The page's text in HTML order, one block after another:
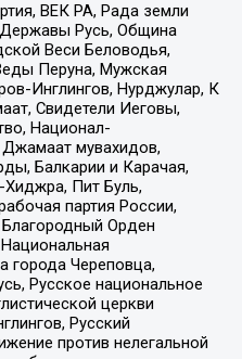
ВЕК РА, Рада земли
Русь, Община
Веси Беловодья,
Перуна, Мужская
Инглингов, Нурджулар, К
Свидетели Иеговы,
Национал-
мувахидов,
Балкарии и Карачая,
Пит Буль,
партия России,
Орден
города Череповца,
Русское национальное
церкви
Русский
против нелегальной